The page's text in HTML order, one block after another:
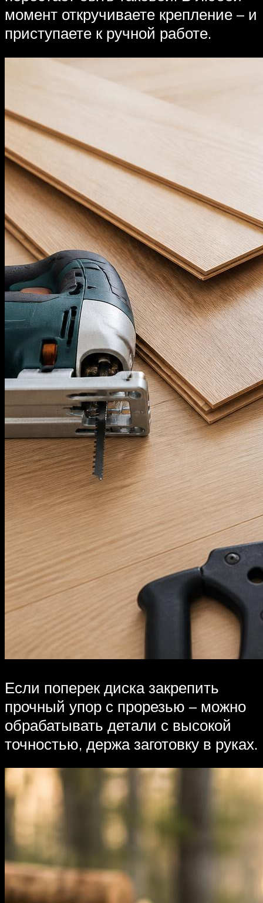
момент откручиваете крепление – и
приступаете к ручной работе.
Если поперек диска закрепить
прочный упор с прорезью – можно
обрабатывать детали с высокой
точностью, держа заготовку в руках.